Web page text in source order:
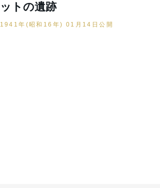
ットの遺跡
1941年(昭和16年) 01月14日公開